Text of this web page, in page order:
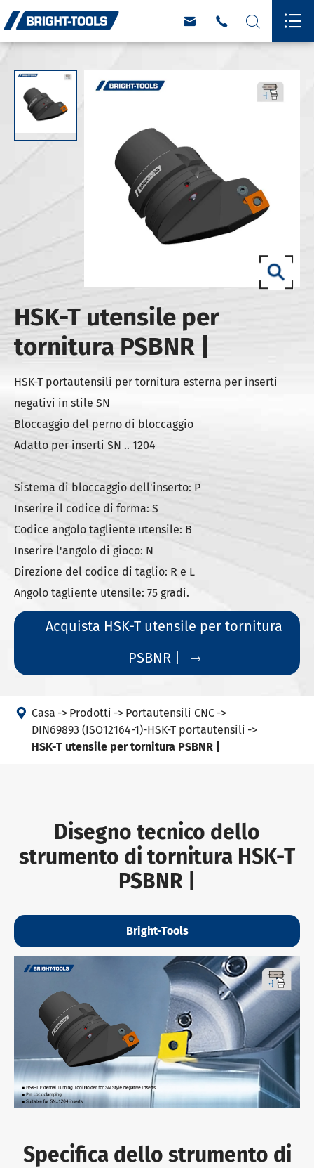
   
HSK-T utensile per
tornitura PSBNR |
HSK-T portautensili per tornitura esterna per inserti
negativi in stile SN
Bloccaggio del perno di bloccaggio
Adatto per inserti SN .. 1204
Sistema di bloccaggio dell'inserto: P
Inserire il codice di forma: S
Codice angolo tagliente utensile: B
Inserire l'angolo di gioco: N
Direzione del codice di taglio: R e L
Angolo tagliente utensile: 75 gradi.
Acquista HSK-T utensile per tornitura
PSBNR |

 Casa Prodotti
Portautensili CNC
DIN69893 (ISO12164-1)-HSK-T portautensili
HSK-T utensile per tornitura PSBNR |
Disegno tecnico dello
strumento di tornitura HSK-T
PSBNR |
Bright-Tools
Specifica dello strumento di